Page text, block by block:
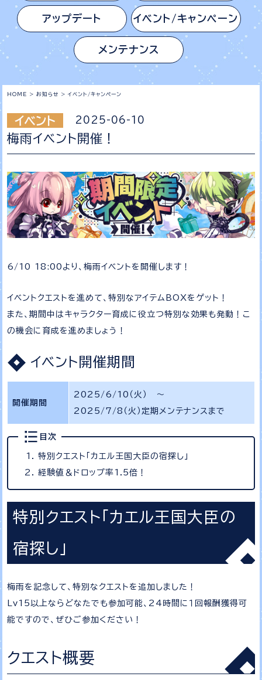
アップデート イベント/キャンペーン
メンテナンス
HOME > お知らせ > イベント/キャンペーン
2025-06-10
梅雨イベント開催！
6/10 18:00より、梅雨イベントを開催します！
イベントクエストを進めて、特別なアイテムBOXをゲット！
また、期間中はキャラクター育成に役立つ特別な効果も発動！こ
の機会に育成を進めましょう！
イベント開催期間
開催期間
2025/6/10（火） ～
2025/7/8（火）定期メンテナンスまで
目次
特別クエスト「カエル王国大臣の宿探し」
経験値＆ドロップ率1.5倍！
特別クエスト「カエル王国大臣の
宿探し」
梅雨を記念して、特別なクエストを追加しました！
Lv15以上ならどなたでも参加可能、24時間に１回報酬獲得可
能ですので、ぜひご参加ください！
クエスト概要